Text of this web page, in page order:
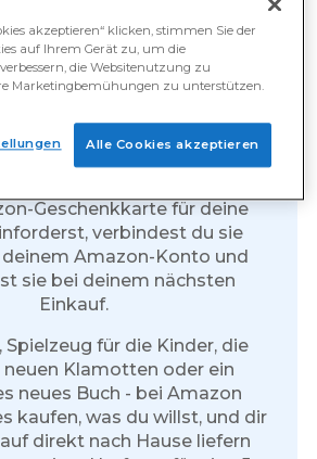
Geschenkkarten:
für alles
sind die perfekte
kannst sie ausgeben, wann
Geschenkkarte für deine
verbindest du sie
Amazon-Konto und
sie bei deinem nächsten
Einkauf.
Spielzeug für die Kinder, die
neuen Klamotten oder ein
neues Buch - bei Amazon
kaufen, was du willst, und dir
direkt nach Hause liefern
akzeptieren“ klicken, stimmen Sie der
auf Ihrem Gerät zu, um die
die Websitenutzung zu
Marketingbemühungen zu unterstützen.
Alle Cookies akzeptieren